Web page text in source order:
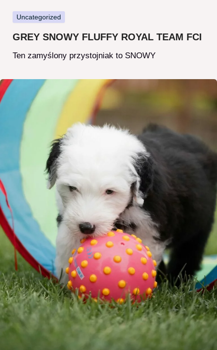
Uncategorized
GREY SNOWY FLUFFY ROYAL TEAM FCI
Ten zamyślony przystojniak to SNOWY